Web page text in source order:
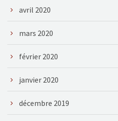
avril 2020
mars 2020
février 2020
janvier 2020
décembre 2019